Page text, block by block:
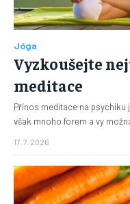
Jóga
Vyzkoušejte
meditace
Přínos meditace na psychiku
však mnoho forem a vy
17. 7. 2026